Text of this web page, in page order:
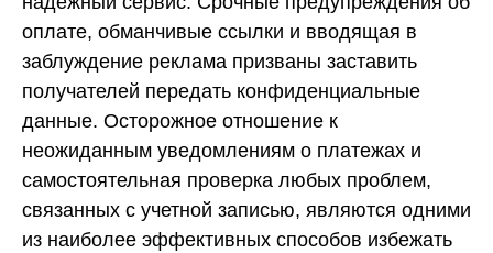
оплате, обманчивые ссылки и вводящая в
заблуждение реклама призваны заставить
получателей передать конфиденциальные
данные. Осторожное отношение к
неожиданным уведомлениям о платежах и
самостоятельная проверка любых проблем,
связанных с учетной записью, являются одними
из наиболее эффективных способов избежать